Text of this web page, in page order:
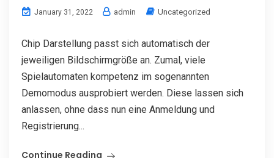
January 31, 2022 admin Uncategorized
Chip Darstellung passt sich automatisch der
jeweiligen Bildschirmgröße an. Zumal, viele
Spielautomaten kompetenz im sogenannten
Demomodus ausprobiert werden. Diese lassen sich
anlassen, ohne dass nun eine Anmeldung und
Registrierung...
Continue Reading